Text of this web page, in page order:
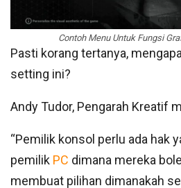
Contoh Menu Untuk Fungsi
Pasti korang tertanya,
setting ini?
Andy Tudor, Pengarah Kreatif
“Pemilik konsol perlu ada hak
pemilik PC dimana mereka
membuat pilihan dimanakah